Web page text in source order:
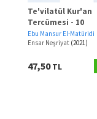
Te'vilatül Kur'an
Tercümesi - 10
Ebu Mansur El-Matüridi
Ensar Neşriyat (2021)
47,50TL